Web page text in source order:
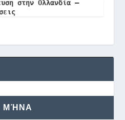
στην Ολλανδία –
ΜΉΝΑ